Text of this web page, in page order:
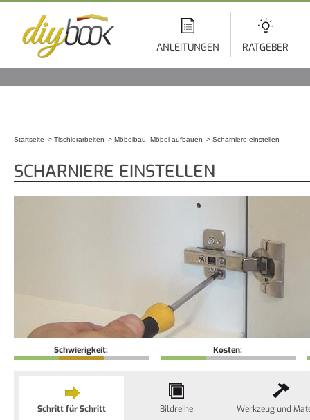
ANLEITUNGEN RATGEBER
Startseite Tischlerarbeiten Möbelbau, Möbel aufbauen Scharniere einstellen
SCHARNIERE EINSTELLEN
Schwierigkeit: Kosten:
Schritt für Schritt Bildreihe Werkzeug und